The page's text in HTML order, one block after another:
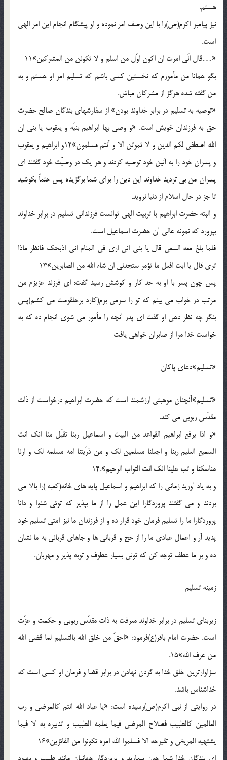
هستم.
نيز پيامبر اکرم(ص)را با اين وصف امر نموده و او پيشگام انجام اين امر الهي
است.
«…قال انّي امرت ان اکون اوّل من اسلم و لا تکونن من المشرکين»11
بگو همانا من مأمورم که نخستين کسي باشم که تسليم امر او هستم و به
من گفته شده هرگز از مشرکان مباش.
«توصيه به تسليم در برابر خداوند بودن» از سفارشهاي بندگان صالح حضرت
حق به فرزندان خويش است. «و وصي بها ابراهيم بنيّه و يعقوب يا بني ان
الله اصطفي لکم الدين و لا تموتن الا و أنتم مسلمون»12و ابراهيم و يعقوب
و پسران خود را به آئين خود توصيه کردند و هر يک در وصيّت خود گفتند اي
پسران من بي ترديد خداوند اين دين را براي شما برگزيده پس حتماً بکوشيد
تا جز در حال اسلام از دنيا نرويد.
و البته حضرت ابراهيم با تربيت الهي توانست فرزنداني تسليم در برابر خداوند
بپرورد که نمونه عالي آن حضرت اسماعيل است.
فلما بلغ معه السعي قال يا بني اني اري في المنام اني اذبحک فانظر ماذا
تري قال يا ابت افعل ما تؤمر ستجدني ان شاء الله من الصابرين»13
پس چون پسر با او به حد کار و کوشش رسيد گفت: اي فرزند عزيزم من
مرتب در خواب مي بينم که تو را سرمي برم(کارد برحلقومت مي کشم)پس
بنگر چه نظر دهي او گفت اي پدر آنچه را مأمور مي شوي انجام ده که به
خواست خدا مرا از صابران خواهي يافت
«تسليم»دعاي پاکان
«تسليم»آنچنان موهبتي ارزشمند است که حضرت ابراهيم درخواست از ذات
مقدّس ربوبي مي کند.
«و اذا يرفع ابراهيم القواعد من البيت و اسماعيل ربنا تقبّل منا انک انت
السميع العليم ربنا و اجعلنا مسلمين لک و من ذرّيتنا امه مسلمه لک و ارنا
مناسکنا و تب علينا انک انت التواب الرحيم».14
و به ياد آوريد زماني را که ابراهيم و اسماعيل پايه هاي خانه(کعبه )را بالا مي
بردند و مي گفتند پروردگارا اين عمل را از ما بپذير که توئي شنوا و دانا
پروردگارا ما را تسليم فرمان خود قرار ده و از فرزندان ما نيز امتي تسليم خود
پديد آر و اعمال عبادي ما را از حج و قرباني ها و جاهاي قرباني به ما نشان
ده و بر ما عطف توجه کن که توئي بسيار عطوف و توبه پذير و مهربان.
زمينه تسليم
زيربناي تسليم در برابر خداوند معرفت به ذات مقدّس ربوبي و حکمت و عزّت
است. حضرت امام باقر(ع)فرمود: «احقّ من خلق الله بالتسليم لما قضي الله
من عرف الله»15.
سزاوارترين خلق خدا به گردن نهادن در برابر قضا و فرمان او کسي است که
خداشناس باشد.
در روايتي از نبي اکرم(ص)رسيده است: «يا عباد الله انتم کالمرضي و رب
العالمين کالطبيب فصلاح المرضي فيما يعلمه الطبيب و تدبيره به لا فيما
يشتهيه المريض و تقيرحه الا فسلموا الله امره تکونوا من الفائزين»16